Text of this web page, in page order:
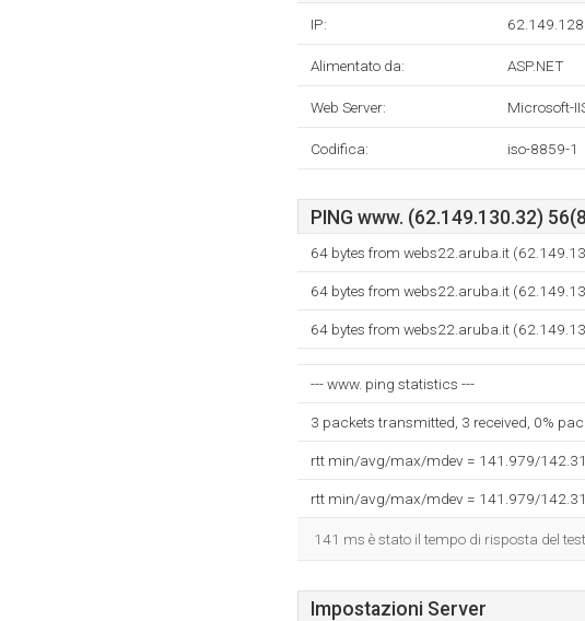
IP:
Alimentato da: ASP.NET
Web Server: Microsoft-
Codifica: iso-8859-1
PING www. (62.149.130.32)
64 bytes from webs22.aruba.it
64 bytes from webs22.aruba.it
64 bytes from webs22.aruba.it
--- www. ping statistics ---
3 packets transmitted, 3 received, 0%
rtt min/avg/max/mdev = 141.979/
rtt min/avg/max/mdev = 141.979/
141 ms è stato il tempo di risposta del
Impostazioni Server